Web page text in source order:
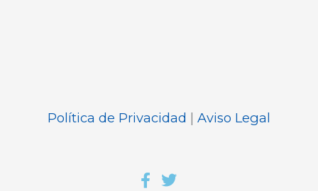
Política de Privacidad | Aviso Legal